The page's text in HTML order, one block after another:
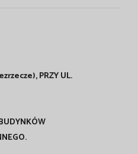
PRZY UL.